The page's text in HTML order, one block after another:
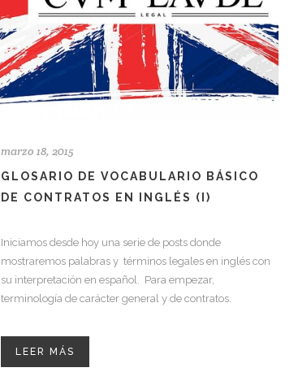
marzo 18, 2015
GLOSARIO DE VOCABULARIO BÁSICO
DE CONTRATOS EN INGLÉS (I)
Iniciamos desde hoy una serie de posts donde
mostraremos palabras y términos legales en inglés con
su interpretación en español. Para empezar,
terminología de carácter general y de contratos.
LEER MÁS